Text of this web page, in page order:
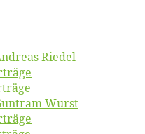
Riedel
Wurst